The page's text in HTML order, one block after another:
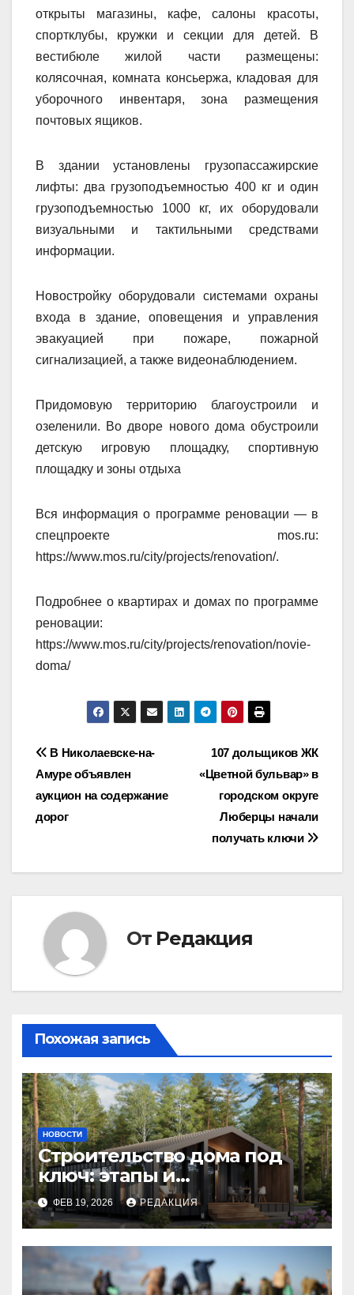
открыты магазины, кафе, салоны красоты,
спортклубы, кружки и секции для детей. В
вестибюле жилой части размещены:
колясочная, комната консьержа, кладовая для
уборочного инвентаря, зона размещения
почтовых ящиков.
В здании установлены грузопассажирские
лифты: два грузоподъемностью 400 кг и один
грузоподъемностью 1000 кг, их оборудовали
визуальными и тактильными средствами
информации.
Новостройку оборудовали системами охраны
входа в здание, оповещения и управления
эвакуацией при пожаре, пожарной
сигнализацией, а также видеонаблюдением.
Придомовую территорию благоустроили и
озеленили. Во дворе нового дома обустроили
детскую игровую площадку, спортивную
площадку и зоны отдыха
Вся информация о программе реновации — в
спецпроекте mos.ru:
https://www.mos.ru/city/projects/renovation/.
Подробнее о квартирах и домах по программе
реновации:
https://www.mos.ru/city/projects/renovation/novie-
doma/
Навигация
по
записям
107 дольщиков ЖК
«Цветной бульвар» в
городском округе
Люберцы начали
получать ключи
В Николаевске-на-
Амуре объявлен
аукцион на содержание
дорог
От Редакция
Похожая запись
НОВОСТИ
Строительство дома под
ключ: этапы и
планирование бюджета
ФЕВ 19, 2026 РЕДАКЦИЯ